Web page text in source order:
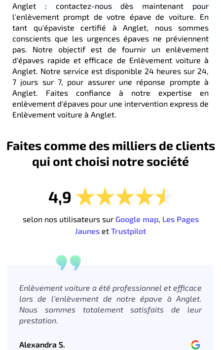
Anglet : contactez-nous dès maintenant pour
l'enlèvement prompt de votre épave de voiture. En
tant qu'épaviste certifié à Anglet, nous sommes
conscients que les urgences épaves ne préviennent
pas. Notre objectif est de fournir un enlèvement
d'épaves rapide et efficace de Enlèvement voiture à
Anglet. Notre service est disponible 24 heures sur 24,
7 jours sur 7, pour assurer une réponse prompte à
Anglet. Faites confiance à notre expertise en
enlèvement d'épaves pour une intervention express de
Enlèvement voiture à Anglet.
Faites comme des milliers de clients
qui ont choisi notre société
4,9
selon nos utilisateurs sur Google map, Les Pages
Jaunes et Trustpilot
Enlèvement voiture a été professionnel et efficace
lors de l'enlèvement de notre épave à Anglet.
Nous sommes totalement satisfaits de leur
prestation.
Alexandra S.